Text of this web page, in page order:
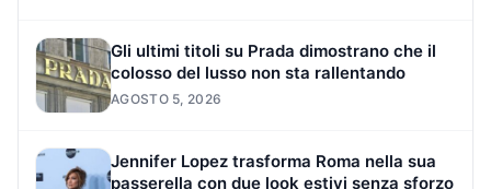
Gli ultimi titoli su Prada dimostrano che il
colosso del lusso non sta rallentando
AGOSTO 5, 2026
Jennifer Lopez trasforma Roma nella sua
passerella con due look estivi senza sforzo